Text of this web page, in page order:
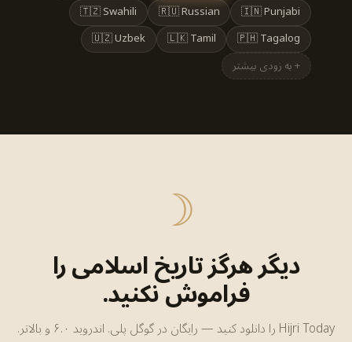
🇮🇳 Punjabi
🇷🇺 Russian
🇹🇿 Swahili
🇵🇭 Tagalog
🇱🇰 Tamil
🇺🇿 Uzbek
+ به زودی بیشتر
☽
دیگر هرگز تاریخ اسلامی را
فراموش نکنید.
Hijri Today را دانلود کنید — رایگان در گوگل پلی. اندروید ۶.۰ و بالاتر.